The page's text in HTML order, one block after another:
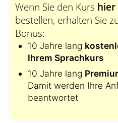
Wenn Sie den Kurs hier
bestellen, erhalten Sie
Bonus:
10 Jahre lang
Ihrem Sprachkurs
10 Jahre lang
Damit werden Ihre
beantwortet